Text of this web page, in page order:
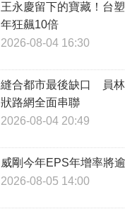
王永慶留下的寶藏！台
年狂飆10倍
2026-08-04 16:30
縫合都市最後缺口 員
狀路網全面串聯
2026-08-04 20:49
威剛今年EPS年增率將
2026-08-05 14:00